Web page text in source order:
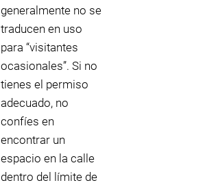
generalmente no se
traducen en uso
para “visitantes
ocasionales”. Si no
tienes el permiso
adecuado, no
confíes en
encontrar un
espacio en la calle
dentro del límite de